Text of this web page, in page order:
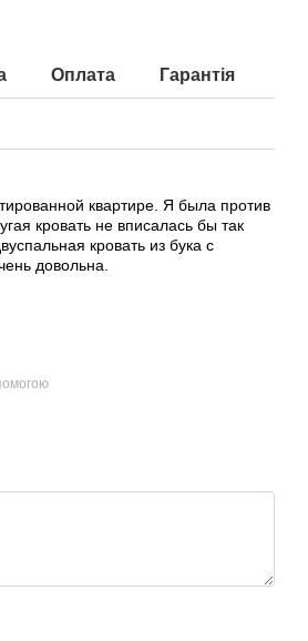
Оплата Гарантія
квартире. Я была против
кровать не вписалась бы так
кровать из бука с
довольна.